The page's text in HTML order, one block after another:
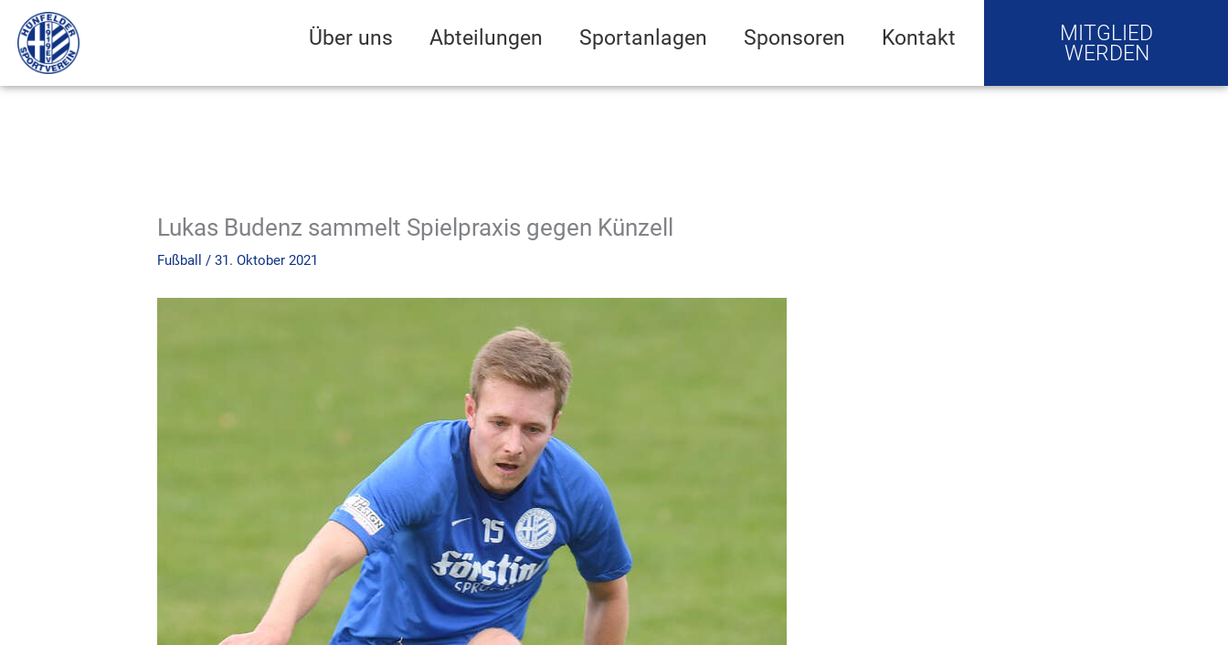
Inhalt
springen
Über uns Abteilungen Sportanlagen Sponsoren Kontakt
MITGLIED
WERDEN
Lukas Budenz sammelt Spielpraxis gegen Künzell
Fußball /31. Oktober 2021